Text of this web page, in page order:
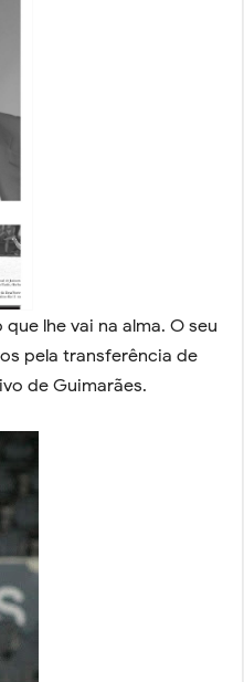
lhe vai na alma. O seu
pela transferência de
de Guimarães.